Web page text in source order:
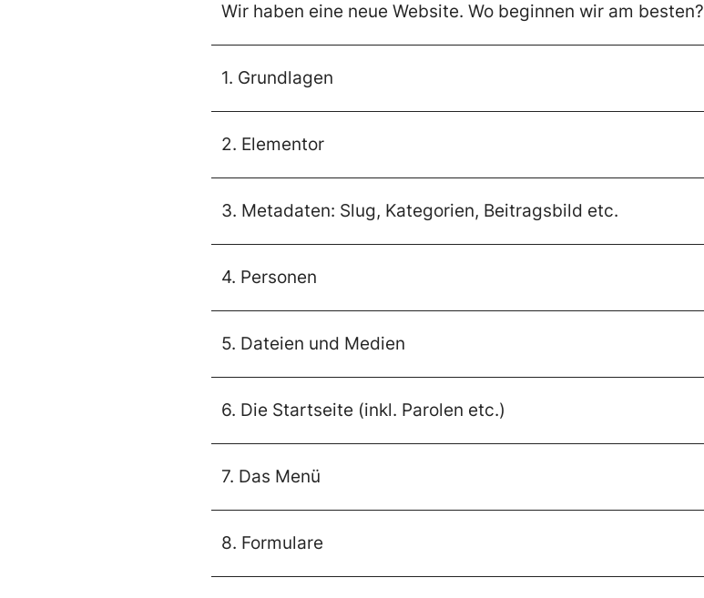
Wir haben eine neue Website. Wo beginnen wir am besten?
1. Grundlagen
2. Elementor
3. Metadaten: Slug, Kategorien, Beitragsbild etc.
4. Personen
5. Dateien und Medien
6. Die Startseite (inkl. Parolen etc.)
7. Das Menü
8. Formulare